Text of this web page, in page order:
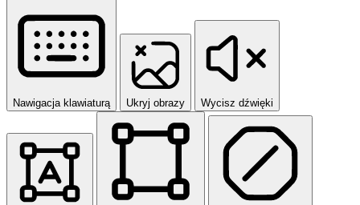
Nawigacja klawiaturą Ukryj obrazy Wycisz dźwięki